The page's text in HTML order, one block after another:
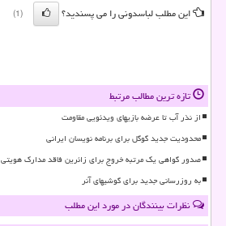
این مطلب لباسدونی را می پسندید؟
(1)
تازه ترین مطالب مرتبط
از نذر آب تا عرضه بازیهای ویدئویی مقاومت
محدودیت جدید گوگل برای برنامه نویسان ایرانی
صدور گواهی یک مرتبه خروج برای زائرین فاقد مدارک هویتی
به روزرسانی جدید برای گوشیهای آنر
نظرات بینندگان در مورد این مطلب